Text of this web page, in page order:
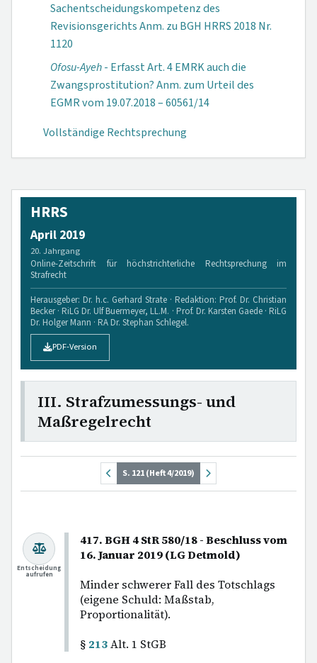
Sachentscheidungs­kompetenz des
Revisionsgerichts Anm. zu BGH HRRS 2018 Nr.
1120
Ofosu-Ayeh- Erfasst Art. 4 EMRK auch die
Zwangsprostitution? Anm. zum Urteil des
EGMR vom 19.07.2018 – 60561/14
Vollständige Rechtsprechung
HRRS
April 2019
20. Jahrgang
Online-Zeitschrift für höchstrichterliche Rechtsprechung im
Strafrecht
Herausgeber: Dr. h.c. Gerhard Strate · Redaktion: Prof. Dr. Christian
Becker · RiLG Dr. Ulf Buermeyer, LL.M. · Prof. Dr. Karsten Gaede · RiLG
Dr. Holger Mann · RA Dr. Stephan Schlegel.
PDF-Version
III. Strafzumessungs- und
Maßregelrecht
S. 121 (Heft 4/2019)
417. BGH 4 StR 580/18 - Beschluss vom
16. Januar 2019 (LG Detmold)
Minder schwerer Fall des Totschlags
(eigene Schuld: Maßstab,
Proportionalität).
§ 213Alt. 1 StGB
Entscheidung
aufrufen